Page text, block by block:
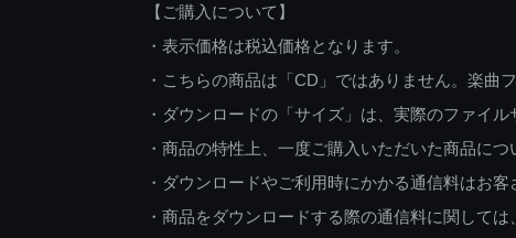
【ご購入について】
・表示価格は税込価格となります。
・こちらの商品は「CD」ではありません。楽曲
・ダウンロードの「サイズ」は、実際のファイル
・商品の特性上、一度ご購入いただいた商品に
・ダウンロードやご利用時にかかる通信料はお客
・商品をダウンロードする際の通信料に関して